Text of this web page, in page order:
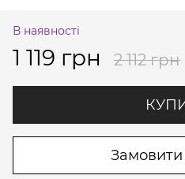
В наявності
1 119 грн 2 112 грн